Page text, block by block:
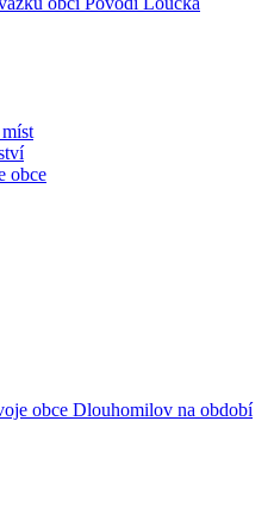
obce
obce Dlouhomilov na období